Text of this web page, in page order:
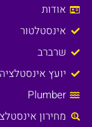
אודות
אינסטלטור
שרברב
יועץ אינסטלציה
Plumber
מחירון